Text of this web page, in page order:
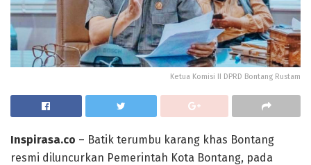
Ketua Komisi II DPRD Bontang Rustam
Inspirasa.co – Batik terumbu karang khas Bontang
resmi diluncurkan Pemerintah Kota Bontang, pada